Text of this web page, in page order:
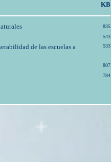
KB
835
543
de las escuelas a
533
807
784